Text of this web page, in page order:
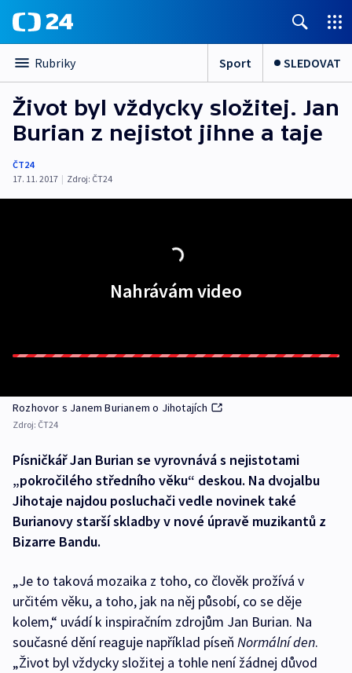
Rubriky Sport SLEDOVAT
Život byl vždycky složitej. Jan
Burian z nejistot jihne a taje
ČT24
17. 11. 2017 | Zdroj: ČT24
Nahrávám video
Rozhovor s Janem Burianem o Jihotajích
Zdroj: ČT24
Písničkář Jan Burian se vyrovnává s nejistotami
„pokročilého středního věku“ deskou. Na dvojalbu
Jihotaje najdou posluchači vedle novinek také
Burianovy starší skladby v nové úpravě muzikantů z
Bizarre Bandu.
„Je to taková mozaika z toho, co člověk prožívá v
určitém věku, a toho, jak na něj působí, co se děje
kolem,“ uvádí k inspiračním zdrojům Jan Burian. Na
současné dění reaguje například píseň Normální den.
„Život byl vždycky složitej a tohle není žádnej důvod